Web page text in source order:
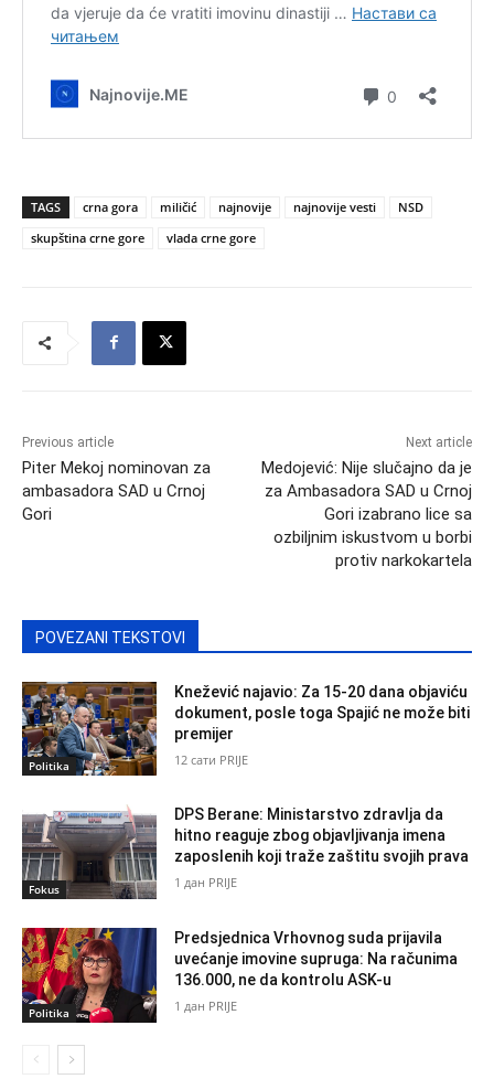
TAGS crna gora miličić najnovije najnovije vesti
NSD
skupština crne gore
vlada crne gore
Previous article
Piter Mekoj nominovan za
ambasadora SAD u Crnoj
Gori
Next article
Medojević: Nije slučajno da je
za Ambasadora SAD u Crnoj
Gori izabrano lice sa
ozbiljnim iskustvom u borbi
protiv narkokartela
POVEZANI TEKSTOVI
Politika
Knežević najavio: Za 15-20 dana objaviću
dokument, posle toga Spajić ne može biti
premijer
12 сати PRIJE
Fokus
DPS Berane: Ministarstvo zdravlja da
hitno reaguje zbog objavljivanja imena
zaposlenih koji traže zaštitu svojih prava
1 дан PRIJE
Politika
Predsjednica Vrhovnog suda prijavila
uvećanje imovine supruga: Na računima
136.000, ne da kontrolu ASK-u
1 дан PRIJE